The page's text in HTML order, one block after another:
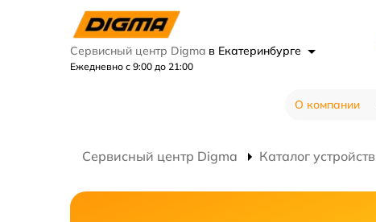
Сервисный центр Digma в Екатеринбурге
Ежедневно с 9:00 до 21:00
О компании
Сервисный центр Digma Каталог устройств